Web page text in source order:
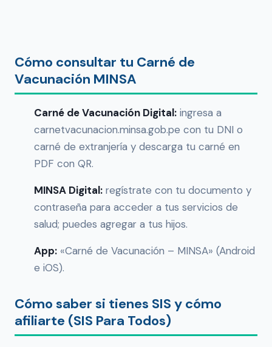
Cómo consultar tu Carné de
Vacunación MINSA
Carné de Vacunación Digital: ingresa a
carnetvacunacion.minsa.gob.pe con tu DNI o
carné de extranjería y descarga tu carné en
PDF con QR.
MINSA Digital: regístrate con tu documento y
contraseña para acceder a tus servicios de
salud; puedes agregar a tus hijos.
App: «Carné de Vacunación – MINSA» (Android
e iOS).
Cómo saber si tienes SIS y cómo
afiliarte (SIS Para Todos)